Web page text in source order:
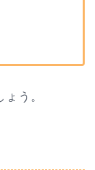
う。